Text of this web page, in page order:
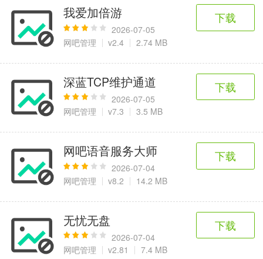
我爱加倍游
2026-07-05
网吧管理
v2.4 2.74 MB
下载
深蓝TCP维护通道
2026-07-05
网吧管理
v7.3 3.5 MB
下载
网吧语音服务大师
2026-07-04
网吧管理
v8.2 14.2 MB
下载
无忧无盘
2026-07-04
网吧管理
v2.81 7.4 MB
下载